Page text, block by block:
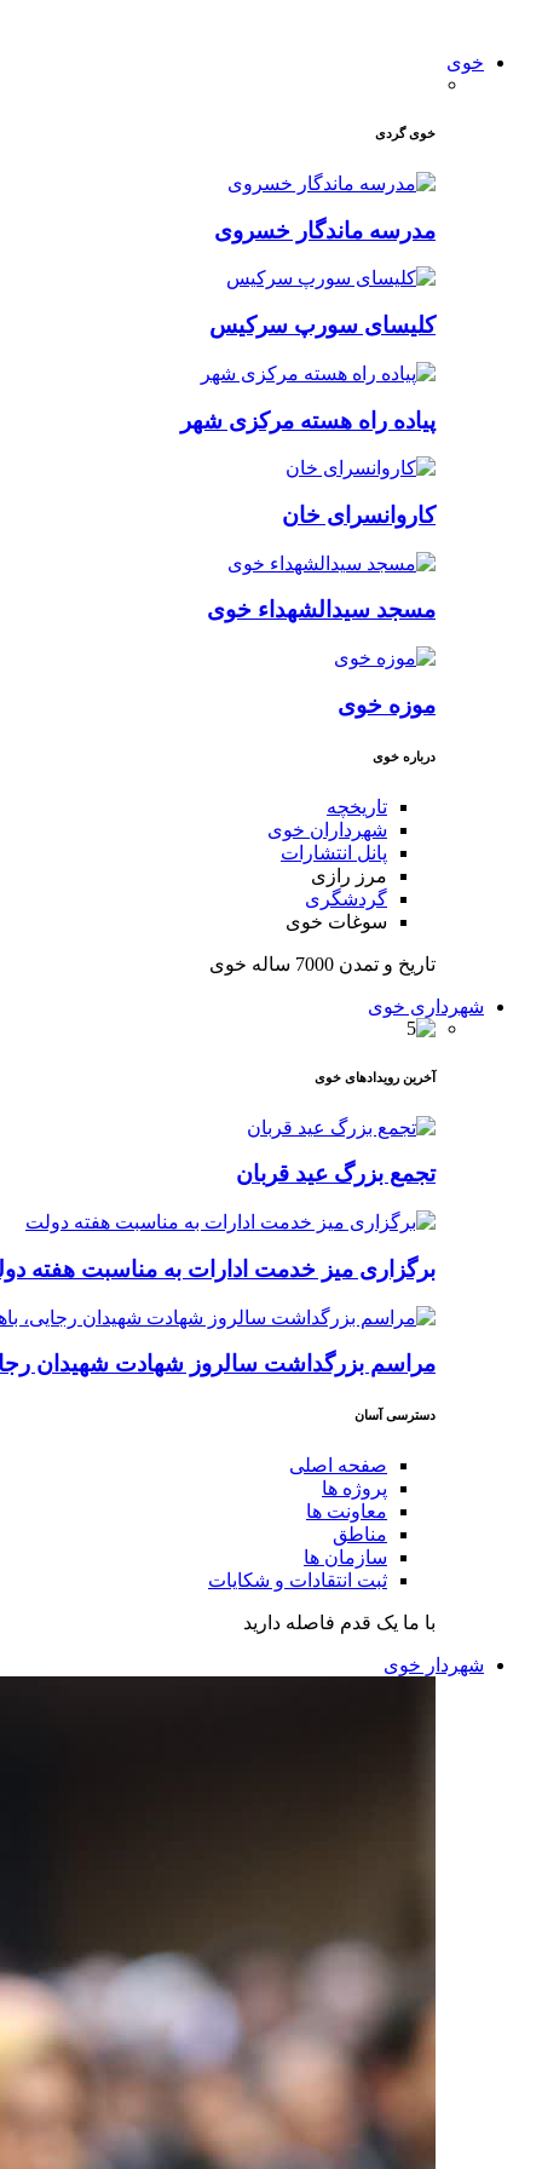
خوی
خوی گردی
مدرسه ماندگار خسروی
کلیسای سورپ سرکیس
پیاده راه هسته مرکزی شهر
کاروانسرای خان
مسجد سیدالشهداء خوی
موزه خوی
درباره خوی
تاریخچه
شهرداران خوی
پانل انتشارات
مرز رازی
گردشگری
سوغات خوی
تاریخ و تمدن 7000 ساله خوی
شهرداری خوی
آخرین رویدادهای خوی
تجمع بزرگ عید قربان
برگزاری میز خدمت ادارات به مناسبت هفته
مراسم بزرگداشت سالروز شهادت شهیدان
دسترسی آسان
صفحه اصلی
پروژه ها
معاونت ها
مناطق
سازمان ها
ثبت انتقادات و شکایات
با ما یک قدم فاصله دارید
شهردار خوی